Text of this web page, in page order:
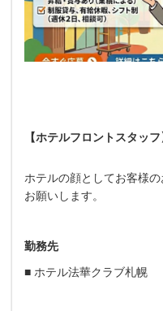
【ホテルフロントスタ
ホテルの顔としてお客様
お願いします。
勤務先
■ ホテル法華クラブ札幌